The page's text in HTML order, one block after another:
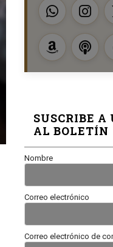
SUSCRIBE A
AL BOLETÍN
Nombre
Correo electrónico
Correo electrónico de